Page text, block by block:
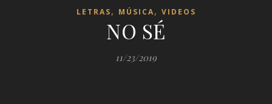
LETRAS, MÚSICA, VIDEOS
NO SÉ
11/23/2019